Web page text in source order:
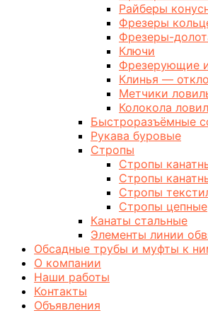
Райберы
Фрезеры
Фрезеры-
Ключи
Фрезерующие
Клинья —
Метчики
Колокола
Быстроразъёмные
Рукава буровые
Стропы
Стропы
Стропы
Стропы
Стропы цепные
Канаты стальные
Элементы линии
Обсадные трубы и муфты к
О компании
Наши работы
Контакты
Объявления